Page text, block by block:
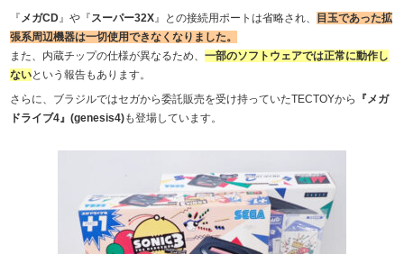
『メガCD』や『スーパー32X』との接続用ポートは省略され、 目玉であった拡
張系周辺機器は一切使用できなくなりました。
また、内蔵チップの仕様が異なるため、一部のソフトウェアでは正常に動作し
ないという報告もあります。
さらに、ブラジルではセガから委託販売を受け持っていたTECTOYから
『メガ
ドライブ4』(genesis4)も登場しています。